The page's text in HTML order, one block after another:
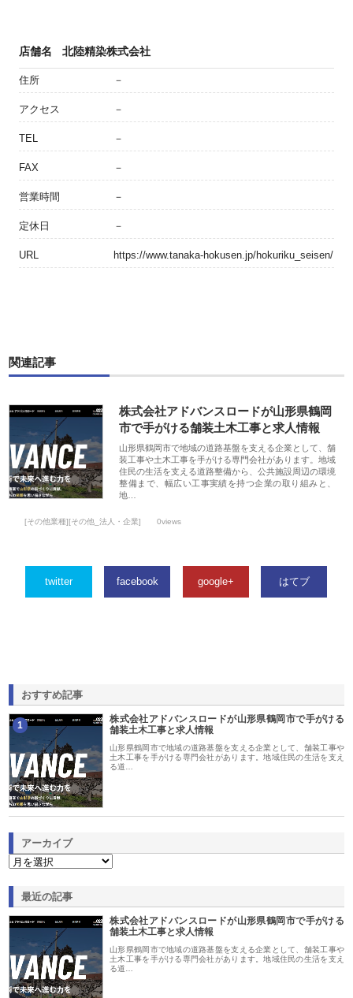
店舗名 北陸精染株式会社
住所 －
アクセス －
TEL －
FAX －
営業時間 －
定休日 －
URL https://www.tanaka-hokusen.jp/hokuriku_seisen/
関連記事
株式会社アドバンスロードが山形県鶴岡
市で手がける舗装土木工事と求人情報
山形県鶴岡市で地域の道路基盤を支える企業として、舗
装工事や土木工事を手がける専門会社があります。地域
住民の生活を支える道路整備から、公共施設周辺の環境
整備まで、幅広い工事実績を持つ企業の取り組みと、
地…
[その他業種][その他_法人・企業] 0views
twitter facebook google+ はてブ
おすすめ記事
1
株式会社アドバンスロードが山形県鶴岡市で手がける
舗装土木工事と求人情報
山形県鶴岡市で地域の道路基盤を支える企業として、舗装工事や
土木工事を手がける専門会社があります。地域住民の生活を支え
る道…
アーカイブ
最近の記事
株式会社アドバンスロードが山形県鶴岡市で手がける
舗装土木工事と求人情報
山形県鶴岡市で地域の道路基盤を支える企業として、舗装工事や
土木工事を手がける専門会社があります。地域住民の生活を支え
る道…